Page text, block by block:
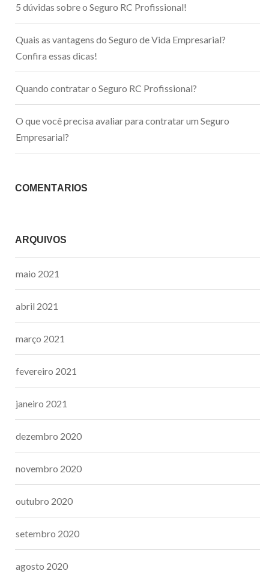
5 dúvidas sobre o Seguro RC Profissional!
Quais as vantagens do Seguro de Vida Empresarial?
Confira essas dicas!
Quando contratar o Seguro RC Profissional?
O que você precisa avaliar para contratar um Seguro
Empresarial?
COMENTÁRIOS
ARQUIVOS
maio 2021
abril 2021
março 2021
fevereiro 2021
janeiro 2021
dezembro 2020
novembro 2020
outubro 2020
setembro 2020
agosto 2020